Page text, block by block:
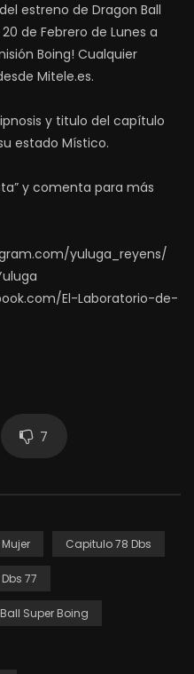
estreno de Dragon Ball
de Febrero de Lunes a
Boing! Cualquier
Mitele.es.
y titulo del capítulo
estado Místico.
y comenta para más
yuluga_reyens/
El-Laboratorio-de-
7
Capitulo 78 Dbs
Dbs 77
Super Boing